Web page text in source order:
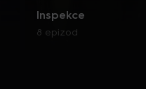
Inspekce
8 epizod